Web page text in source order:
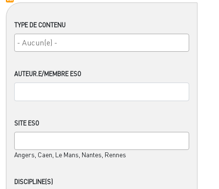
TYPE DE CONTENU
AUTEUR.E/MEMBRE ESO
SITE ESO
Angers, Caen, Le Mans, Nantes, Rennes
DISCIPLINE(S)